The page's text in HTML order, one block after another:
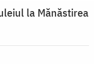
la Mănăstirea